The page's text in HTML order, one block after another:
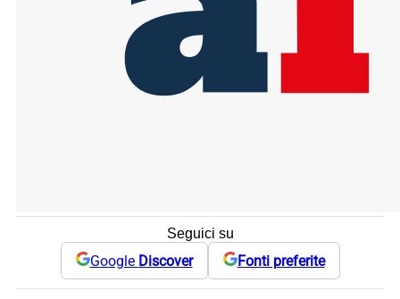
Seguici su
Google Discover Fonti preferite